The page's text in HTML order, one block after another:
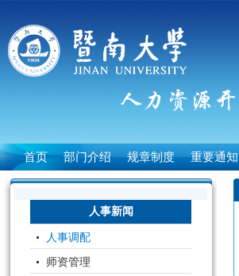
首页 部门介绍 规章制度 重要通知
人事新闻
人事调配
师资管理